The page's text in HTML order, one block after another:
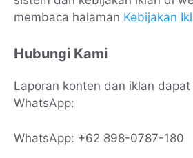
membaca halaman Kebijakan
Hubungi Kami
Laporan konten dan iklan
WhatsApp:
WhatsApp: +62 898-0787-180